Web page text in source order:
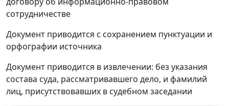
сотрудничестве
Документ приводится с сохранением пунктуации и
орфографии источника
Документ приводится в извлечении: без указания
состава суда, рассматривавшего дело, и фамилий
лиц, присутствовавших в судебном заседании